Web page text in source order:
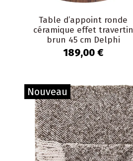
Table d’appoint ronde
céramique effet travertin
brun 45 cm Delphi
189,00 €
Nouveau